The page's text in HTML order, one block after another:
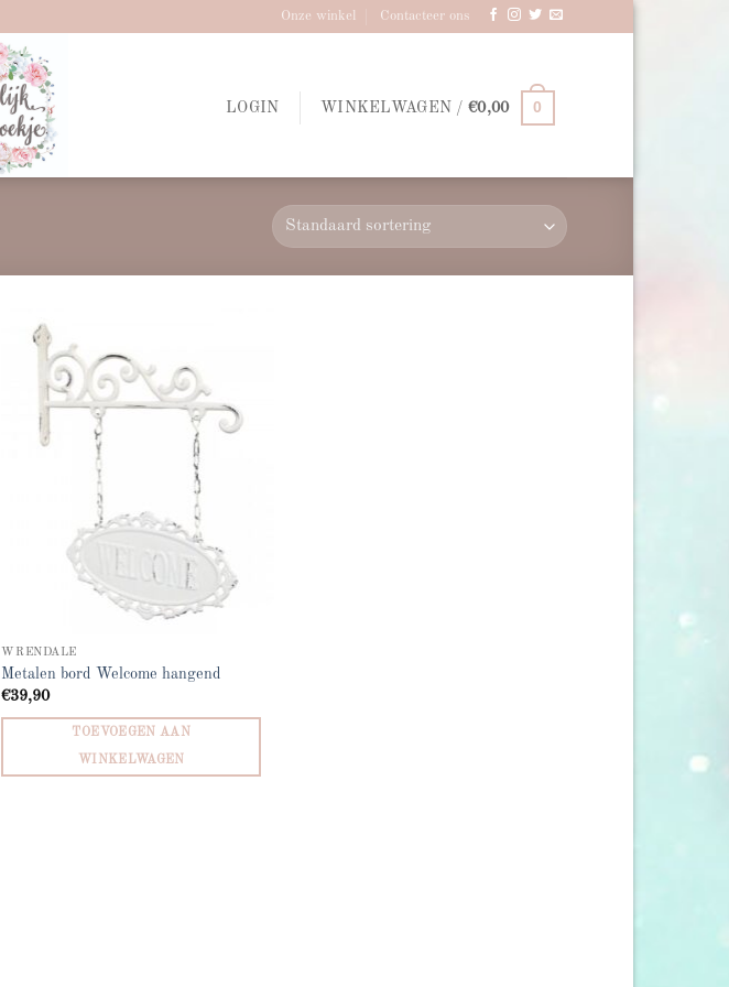
Onze winkel Contacteer ons
LOGIN WINKELWAGEN /€0,00 0
WRENDALE
Metalen bord Welcome hangend
€39,90
TOEVOEGEN AAN
WINKELWAGEN